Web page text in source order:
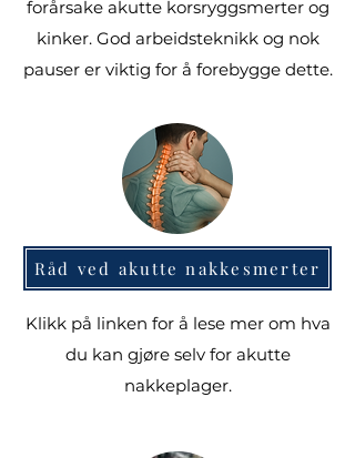
forårsake akutte korsryggsmerter og
kinker. God arbeidsteknikk og nok
pauser er viktig for å forebygge dette.
Råd ved akutte nakkesmerter
Klikk på linken for å lese mer om hva
du kan gjøre selv for akutte
nakkeplager.